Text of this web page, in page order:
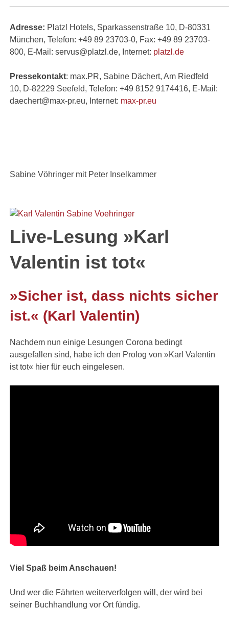
Adresse: Platzl Hotels, Sparkassenstraße 10, D-80331
München, Telefon: +49 89 23703-0, Fax: +49 89 23703-
800, E-Mail: servus@platzl.de, Internet: platzl.de
Pressekontakt: max.PR, Sabine Dächert, Am Riedfeld
10, D-82229 Seefeld, Telefon: +49 8152 9174416, E-Mail:
daechert@max-pr.eu, Internet: max-pr.eu
Sabine Vöhringer mit Peter Inselkammer
Live-Lesung »Karl
Valentin ist tot«
»Sicher ist, dass nichts sicher
ist.« (Karl Valentin)
Nachdem nun einige Lesungen Corona bedingt
ausgefallen sind, habe ich den Prolog von »Karl Valentin
ist tot« hier für euch eingelesen.
Viel Spaß beim Anschauen!
Und wer die Fährten weiterverfolgen will, der wird bei
seiner Buchhandlung vor Ort fündig.